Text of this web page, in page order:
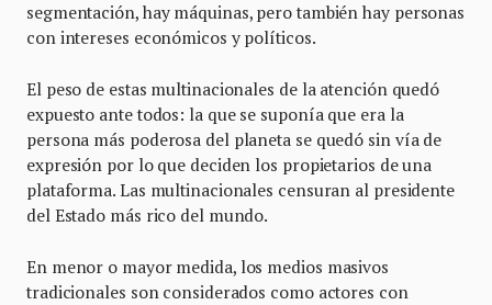
segmentación, hay máquinas, pero también hay personas
con intereses económicos y políticos.
El peso de estas multinacionales de la atención quedó
expuesto ante todos: la que se suponía que era la
persona más poderosa del planeta se quedó sin vía de
expresión por lo que deciden los propietarios de una
plataforma. Las multinacionales censuran al presidente
del Estado más rico del mundo.
En menor o mayor medida, los medios masivos
tradicionales son considerados como actores con